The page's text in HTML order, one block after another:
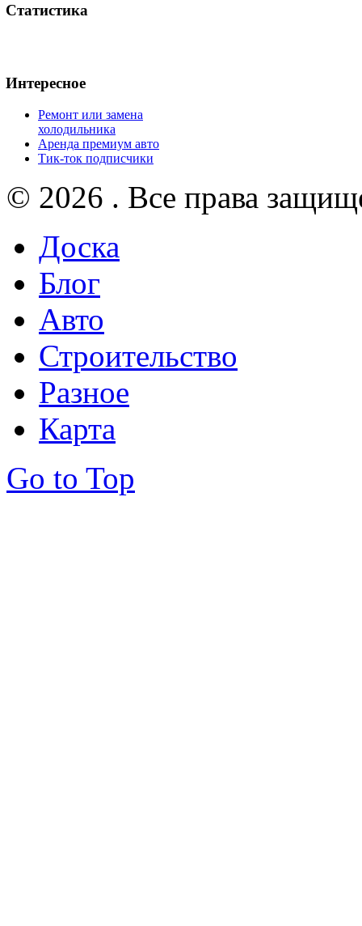
Статистика
Интересное
Ремонт или замена
холодильника
Аренда премиум авто
Тик-ток подписчики
© 2026 . Все права
Доска
Блог
Авто
Строительство
Разное
Карта
Go to Top